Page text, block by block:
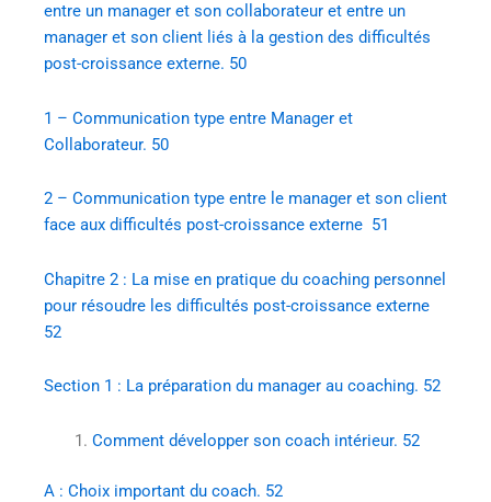
entre un manager et son collaborateur et entre un
manager et son client liés à la gestion des difficultés
post-croissance externe. 50
1 – Communication type entre Manager et
Collaborateur. 50
2 – Communication type entre le manager et son client
face aux difficultés post-croissance externe 51
Chapitre 2 : La mise en pratique du coaching personnel
pour résoudre les difficultés post-croissance externe
52
Section 1 : La préparation du manager au coaching. 52
Comment développer son coach intérieur. 52
A : Choix important du coach. 52